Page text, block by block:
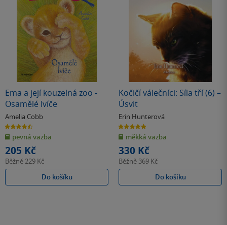
Ema a její kouzelná zoo -
Osamělé lvíče
Amelia Cobb
4.5
z
5
hvězdiček
pevná vazba
205 Kč
Běžně229 Kč
Do košíku
Kočičí válečníci: Síla tří (6) –
Úsvit
Erin Hunterová
5.0
z
5
hvězdiček
měkká vazba
330 Kč
Běžně 369 Kč
Do košíku